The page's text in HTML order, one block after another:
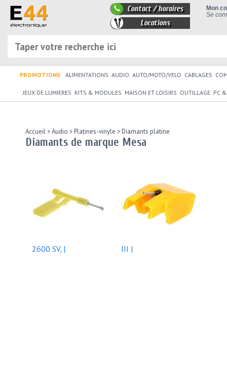
Mon
Se
Contact / horaires
Locations
PROMOTIONS ALIMENTATIONS AUDIO AUTO/MOTO/VELO CABLAGES
JEUX DE LUMIERES KITS & MODULES MAISON ET LOISIRS OUTILLAGE PC
Accueil >Audio >Platines-vinyle >Diamants platine
Diamants de marque Mesa
2600 SV, | III |